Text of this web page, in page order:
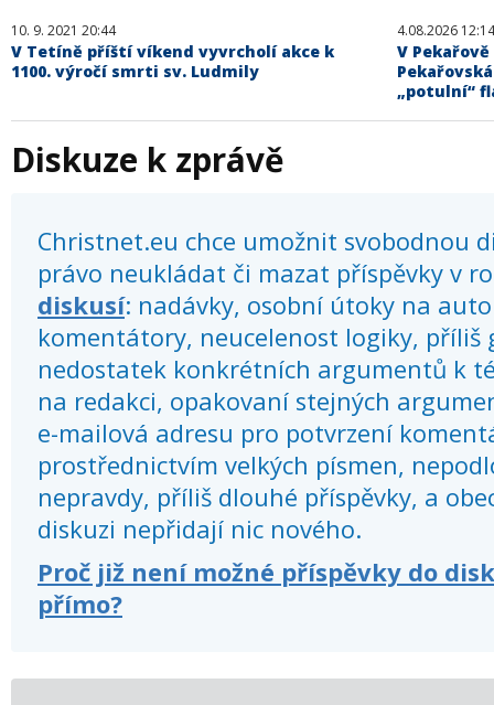
10. 9. 2021 20:44
V Tetíně příští víkend vyvrcholí akce k
1100. výročí smrti sv. Ludmily
4.08.2026 12:14
V
„potulní“
Diskuze k zprávě
Christnet.eu chce umožnit svobodnou
právo neukládat či mazat příspěvky v
diskusí: nadávky, osobní útoky na
komentátory, neucelenost logiky, příliš
nedostatek konkrétních argumentů k
na redakci, opakovaní stejných
e-mailová adresu pro potvrzení
prostřednictvím velkých písmen,
nepravdy, příliš dlouhé příspěvky, a
diskuzi nepřidají nic nového.
Proč již není možné příspěvky do
přímo?